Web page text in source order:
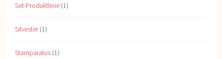
Set-Produktlinie (1)
Silvester(1)
Stamparatus (1)